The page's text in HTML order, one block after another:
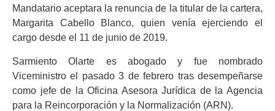
Mandatario aceptara la renuncia de la titular de la cartera,
Margarita Cabello Blanco, quien venía ejerciendo el
cargo desde el 11 de junio de 2019.
Sarmiento Olarte es abogado y fue nombrado
Viceministro el pasado 3 de febrero tras desempeñarse
como jefe de la Oficina Asesora Jurídica de la Agencia
para la Reincorporación y la Normalización (ARN).